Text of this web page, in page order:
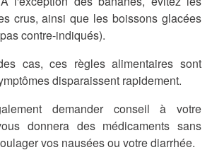
crus, ainsi que les boissons glacées
contre-indiqués).
cas, ces règles alimentaires sont
disparaissent rapidement.
demander conseil à votre
donnera des médicaments sans
vos nausées ou votre diarrhée.